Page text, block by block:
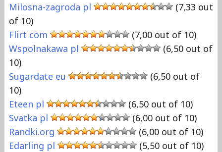
Milosna-zagroda pl
(7,33 out
of 10)
Flirt com
(7,00 out of 10)
Wspolnakawa pl
(6,50 out of
10)
Sugardate eu
(6,50 out of
10)
Eteen pl
(6,50 out of 10)
Svatka pl
(6,00 out of 10)
Randki.org
(6,00 out of 10)
Edarling pl
(5,50 out of 10)